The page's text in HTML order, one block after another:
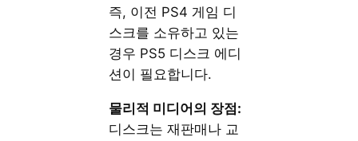
즉, 이전 PS4 게임 디
스크를 소유하고 있는
경우 PS5 디스크 에디
션이 필요합니다.
물리적 미디어의 장점:
디스크는 재판매나 교